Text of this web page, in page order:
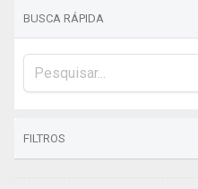
BUSCA RÁPIDA
FILTROS